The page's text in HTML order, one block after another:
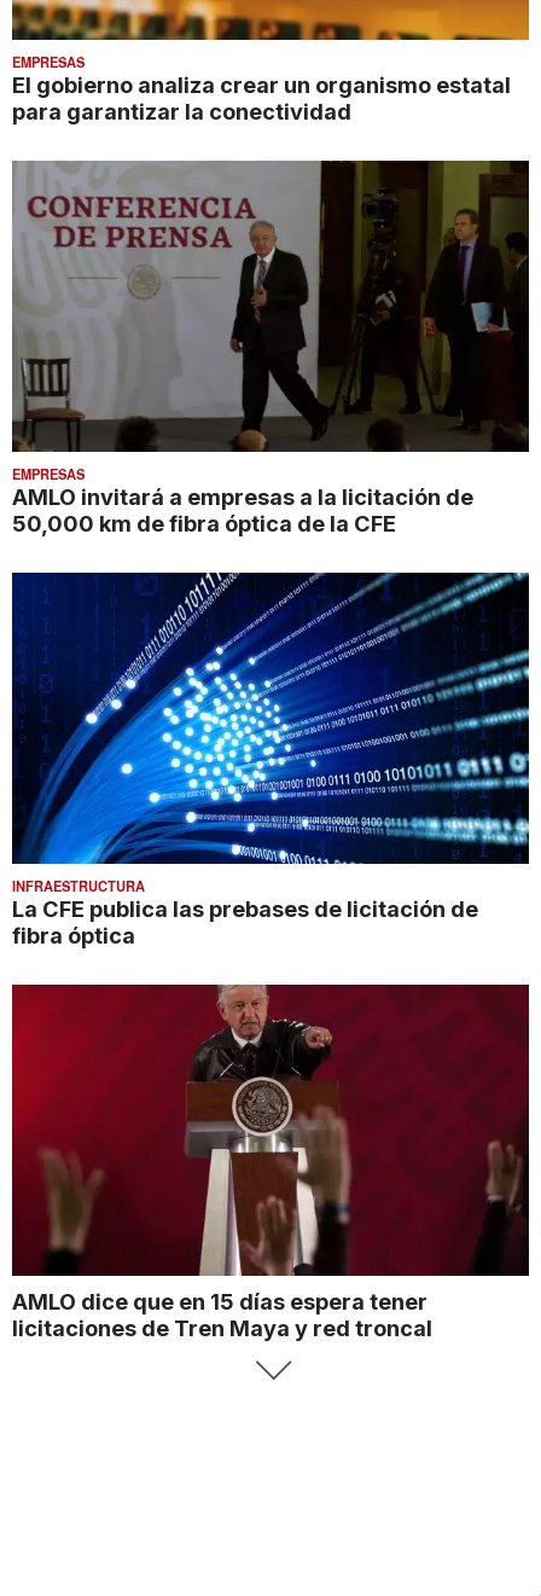
EMPRESAS
El gobierno analiza crear un organismo estatal
para garantizar la conectividad
EMPRESAS
AMLO invitará a empresas a la licitación de
50,000 km de fibra óptica de la CFE
INFRAESTRUCTURA
La CFE publica las prebases de licitación de
fibra óptica
AMLO dice que en 15 días espera tener
licitaciones de Tren Maya y red troncal